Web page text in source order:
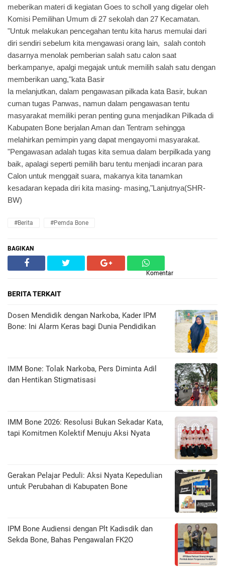
meberikan materi di kegiatan Goes to scholl yang digelar oleh
Komisi Pemilihan Umum di 27 sekolah dan 27 Kecamatan.
"Untuk melakukan pencegahan tentu kita harus memulai dari
diri sendiri sebelum kita mengawasi orang lain, salah contoh
dasarnya menolak pemberian salah satu calon saat
berkampanye, apalgi megajak untuk memilih salah satu dengan
memberikan uang,"kata Basir
Ia melanjutkan, dalam pengawasan pilkada kata Basir, bukan
cuman tugas Panwas, namun dalam pengawasan tentu
masyarakat memiliki peran penting guna menjadikan Pilkada di
Kabupaten Bone berjalan Aman dan Tentram sehingga
melahirkan pemimpin yang dapat mengayomi masyarakat.
"Pengawasan adalah tugas kita semua dalam berpilkada yang
baik, apalagi seperti pemilih baru tentu menjadi incaran para
Calon untuk menggait suara, makanya kita tanamkan
kesadaran kepada diri kita masing- masing,"Lanjutnya(SHR-
BW)
#Berita #Pemda Bone
BAGIKAN
Komentar
BERITA TERKAIT
Dosen Mendidik dengan Narkoba, Kader IPM
Bone: Ini Alarm Keras bagi Dunia Pendidikan
IMM Bone: Tolak Narkoba, Pers Diminta Adil
dan Hentikan Stigmatisasi
IMM Bone 2026: Resolusi Bukan Sekadar Kata,
tapi Komitmen Kolektif Menuju Aksi Nyata
Gerakan Pelajar Peduli: Aksi Nyata Kepedulian
untuk Perubahan di Kabupaten Bone
IPM Bone Audiensi dengan Plt Kadisdik dan
Sekda Bone, Bahas Pengawalan FK2O